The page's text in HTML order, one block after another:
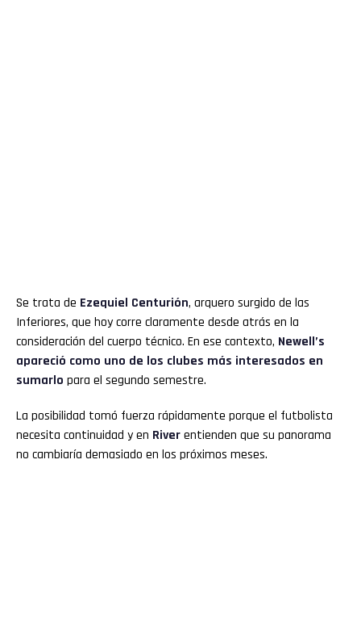
Se trata de Ezequiel Centurión, arquero surgido de las
Inferiores, que hoy corre claramente desde atrás en la
consideración del cuerpo técnico. En ese contexto, Newell’s
apareció como uno de los clubes más interesados en
sumarlo para el segundo semestre.
La posibilidad tomó fuerza rápidamente porque el futbolista
necesita continuidad y en Riverentienden que su panorama
no cambiaría demasiado en los próximos meses.